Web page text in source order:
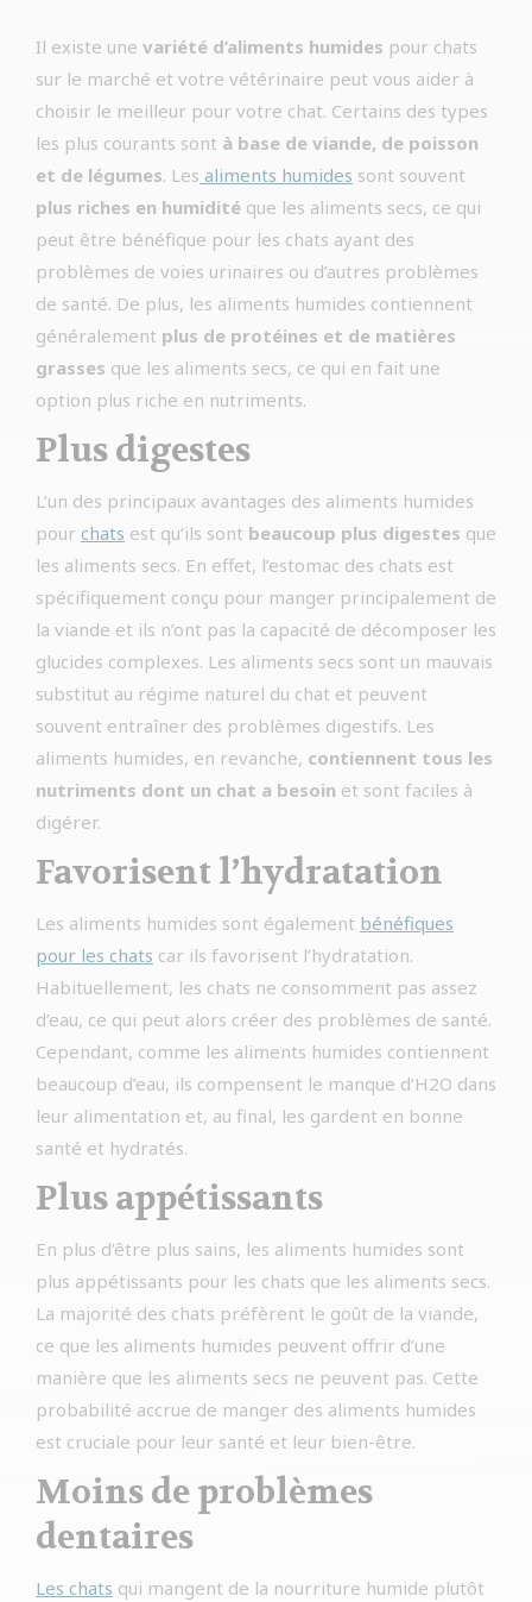
Il existe une variété d’aliments humides pour chats
sur le marché et votre vétérinaire peut vous aider à
choisir le meilleur pour votre chat. Certains des types
les plus courants sont à base de viande, de poisson
et de légumes. Les aliments humides sont souvent
plus riches en humidité que les aliments secs, ce qui
peut être bénéfique pour les chats ayant des
problèmes de voies urinaires ou d’autres problèmes
de santé. De plus, les aliments humides contiennent
généralement plus de protéines et de matières
grasses que les aliments secs, ce qui en fait une
option plus riche en nutriments.
Plus digestes
L’un des principaux avantages des aliments humides
pour chats est qu’ils sont beaucoup plus digestes que
les aliments secs. En effet, l’estomac des chats est
spécifiquement conçu pour manger principalement de
la viande et ils n’ont pas la capacité de décomposer les
glucides complexes. Les aliments secs sont un mauvais
substitut au régime naturel du chat et peuvent
souvent entraîner des problèmes digestifs. Les
aliments humides, en revanche, contiennent tous les
nutriments dont un chat a besoin et sont faciles à
digérer.
Favorisent l’hydratation
Les aliments humides sont également bénéfiques
pour les chats car ils favorisent l’hydratation.
Habituellement, les chats ne consomment pas assez
d’eau, ce qui peut alors créer des problèmes de santé.
Cependant, comme les aliments humides contiennent
beaucoup d’eau, ils compensent le manque d’H2O dans
leur alimentation et, au final, les gardent en bonne
santé et hydratés.
Plus appétissants
En plus d’être plus sains, les aliments humides sont
plus appétissants pour les chats que les aliments secs.
La majorité des chats préfèrent le goût de la viande,
ce que les aliments humides peuvent offrir d’une
manière que les aliments secs ne peuvent pas. Cette
probabilité accrue de manger des aliments humides
est cruciale pour leur santé et leur bien-être.
Moins de problèmes
dentaires
Les chats qui mangent de la nourriture humide plutôt